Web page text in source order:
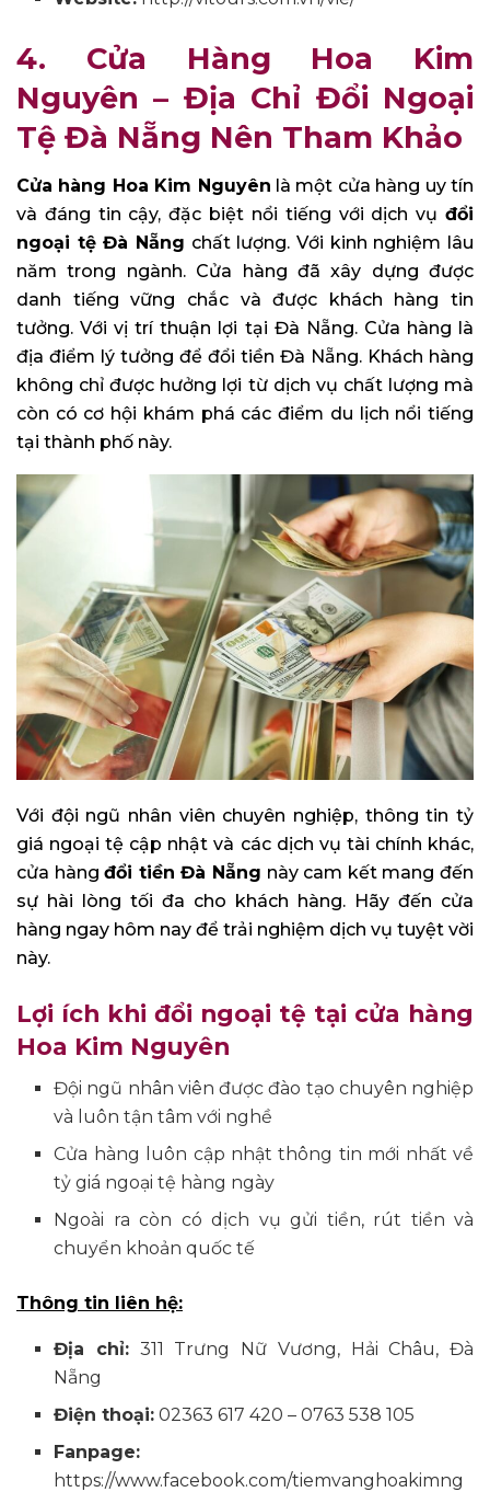
4. Cửa Hàng Hoa Kim
Nguyên – Địa Chỉ Đổi Ngoại
Tệ Đà Nẵng Nên Tham Khảo
Cửa hàng Hoa Kim Nguyên là một cửa hàng uy tín
và đáng tin cậy, đặc biệt nổi tiếng với dịch vụ đổi
ngoại tệ Đà Nẵng chất lượng. Với kinh nghiệm lâu
năm trong ngành. Cửa hàng đã xây dựng được
danh tiếng vững chắc và được khách hàng tin
tưởng. Với vị trí thuận lợi tại Đà Nẵng. Cửa hàng là
địa điểm lý tưởng để đổi tiền Đà Nẵng. Khách hàng
không chỉ được hưởng lợi từ dịch vụ chất lượng mà
còn có cơ hội khám phá các điểm du lịch nổi tiếng
tại thành phố này.
Với đội ngũ nhân viên chuyên nghiệp, thông tin tỷ
giá ngoại tệ cập nhật và các dịch vụ tài chính khác,
cửa hàngđổi tiền Đà Nẵng này cam kết mang đến
sự hài lòng tối đa cho khách hàng. Hãy đến cửa
hàng ngay hôm nay để trải nghiệm dịch vụ tuyệt vời
này.
Lợi ích khi đổi ngoại tệ tại cửa hàng
Hoa Kim Nguyên
Đội ngũ nhân viên được đào tạo chuyên nghiệp
và luôn tận tâm với nghề
Cửa hàng luôn cập nhật thông tin mới nhất về
tỷ giá ngoại tệ hàng ngày
Ngoài ra còn có dịch vụ gửi tiền, rút tiền và
chuyển khoản quốc tế
Thông tin liên hệ:
Địa chỉ: 311 Trưng Nữ Vương, Hải Châu, Đà
Nẵng
Điện thoại: 02363 617 420 – 0763 538 105
Fanpage:
https://www.facebook.com/tiemvanghoakimng